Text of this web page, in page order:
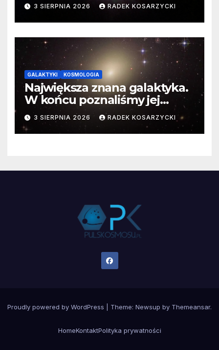
3 SIERPNIA 2026 RADEK KOSARZYCKI
GALAKTYKI KOSMOLOGIA
Największa znana galaktyka.
W końcu poznaliśmy jej
faktyczne wymiary
3 SIERPNIA 2026 RADEK KOSARZYCKI
Proudly powered by WordPress Theme: Newsup by Themeansar.
HomeKontaktPolityka prywatności